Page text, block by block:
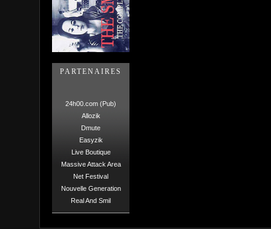
PARTENAIRES
24h00.com (Pub)
Allozik
Dmute
Easyzik
Live Boutique
Massive Attack Area
Net Festival
Nouvelle Generation
Real And Smil